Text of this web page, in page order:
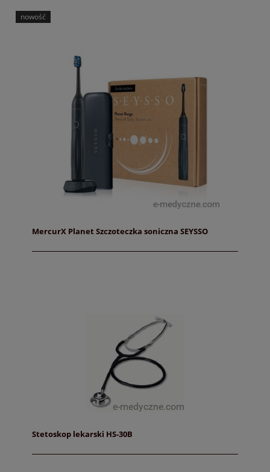
MercurX Planet Szczoteczka soniczna SEYSSO
nowość
Stetoskop lekarski HS-30B